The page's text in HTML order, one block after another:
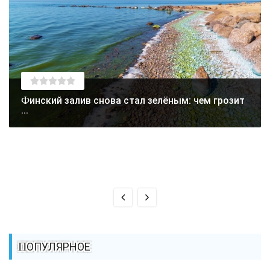
Финский залив снова стал зелёным: чем грозит
...
ПОПУЛЯРНОЕ